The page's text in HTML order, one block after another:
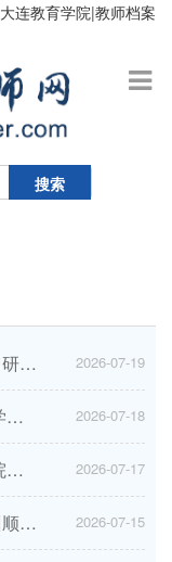
大连教育学院|教师档案
搜索
以教育家精神叩问教育初心——高中研训中心师德师风专题培训侧记 2026-07-19
大连市中职教师在2026年辽宁省教学设计与说课活动中取得佳绩 2026-07-18
情系退役老兵 传承军旅初心——学院开展“八一”走访慰问活动 2026-07-17
大连市小学信息科技新学期教师培训顺利开展 2026-07-15